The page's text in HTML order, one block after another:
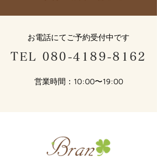
お電話にてご予約受付中です
TEL 080-4189-8162
営業時間：10:00〜19:00